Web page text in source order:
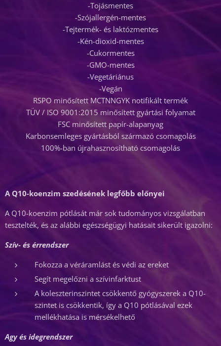
-Tojásmentes
-Szójallergén-mentes
-Tejtermék- és laktózmentes
-Kén-dioxid-mentes
-Cukormentes
-GMO-mentes
-Vegetáriánus
-Vegán
RSPO minősített MCTNNGYK notifikált termék
TÜV / ISO 9001:2015 minősített gyártási folyamat
FSC minősített papír-alapanyag
Karbonsemleges gyártásból származó csomagolás
100%-ban újrahasznosítható csomagolás
A Q10-koenzim szedésének legfőbb előnyei
A Q10-koenzim pótlását már sok tudományos vizsgálatban
tesztelték, és az alábbi egészségügyi hatásait sikerült igazolni:
Szív- és érrendszer
Fokozza a véráramlást és védi az ereket
Segít megelőzni a szívinfarktust
A koleszterinszintet csökkentő gyógyszerek a Q10-
szintet is csökkentik, így a Q10 pótlásával ezek
mellékhatása is mérsékelhető
Agy és idegrendszer